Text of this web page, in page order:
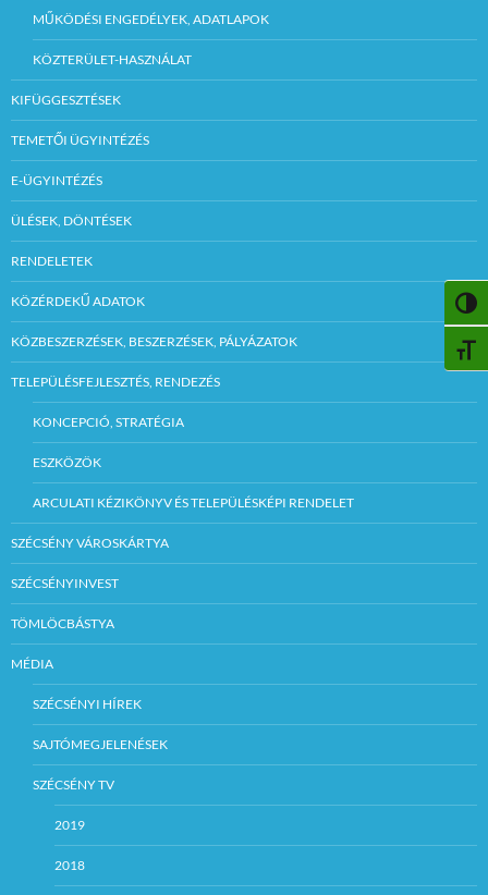
MŰKÖDÉSI ENGEDÉLYEK, ADATLAPOK
KÖZTERÜLET-HASZNÁLAT
KIFÜGGESZTÉSEK
TEMETŐI ÜGYINTÉZÉS
E-ÜGYINTÉZÉS
ÜLÉSEK, DÖNTÉSEK
RENDELETEK
KÖZÉRDEKŰ ADATOK
KÖZBESZERZÉSEK, BESZERZÉSEK, PÁLYÁZATOK
TELEPÜLÉSFEJLESZTÉS, RENDEZÉS
KONCEPCIÓ, STRATÉGIA
ESZKÖZÖK
ARCULATI KÉZIKÖNYV ÉS TELEPÜLÉSKÉPI RENDELET
SZÉCSÉNY VÁROSKÁRTYA
SZÉCSÉNYINVEST
TÖMLÖCBÁSTYA
MÉDIA
SZÉCSÉNYI HÍREK
SAJTÓMEGJELENÉSEK
SZÉCSÉNY TV
2019
2018